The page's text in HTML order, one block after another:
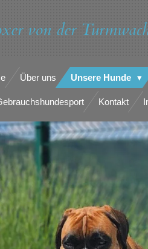
von der
Über uns Unsere Hunde
Kontakt